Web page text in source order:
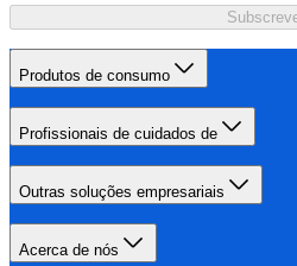
Produtos de consumo
Profissionais de cuidados de
Outras soluções empresariais
Acerca de nós